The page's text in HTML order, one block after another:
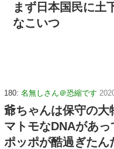
まず日本国民に土
なこいつ
180: 名無しさん＠恐縮です
爺ちゃんは保守の大
マトモなDNAがあ
ポッポが酷過ぎたん